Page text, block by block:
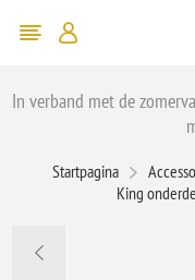
In verband met de
Startpagina
King